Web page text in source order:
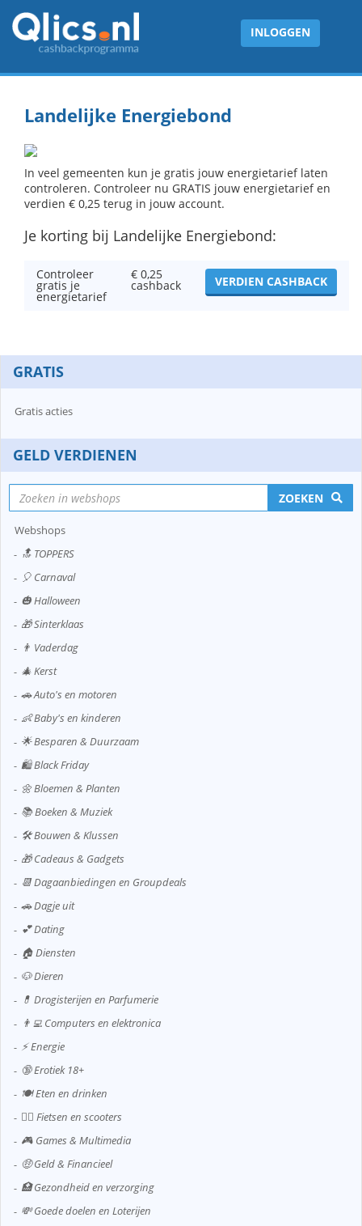
INLOGGEN
Landelijke Energiebond
In veel gemeenten kun je gratis jouw energietarief laten
controleren. Controleer nu GRATIS jouw energietarief en
verdien € 0,25 terug in jouw account.
Je korting bij Landelijke Energiebond:
Controleer
gratis je
energietarief
€ 0,25
cashback VERDIEN CASHBACK
GRATIS
Gratis acties
GELD VERDIENEN
ZOEKEN
Webshops
🔝 TOPPERS
🎈 Carnaval
🎃 Halloween
🎁 Sinterklaas
👨 Vaderdag
🎄 Kerst
🚗 Auto's en motoren
👶 Baby's en kinderen
🌟 Besparen & Duurzaam
🛍️ Black Friday
🌼 Bloemen & Planten
📚 Boeken & Muziek
🛠️ Bouwen & Klussen
🎁 Cadeaus & Gadgets
📆 Dagaanbiedingen en Groupdeals
🚗 Dagje uit
💕 Dating
🏠 Diensten
🐶 Dieren
💊 Drogisterijen en Parfumerie
👨‍💻 Computers en elektronica
⚡ Energie
🔞 Erotiek 18+
🍽️ Eten en drinken
🚴‍♂️ Fietsen en scooters
🎮 Games & Multimedia
🤑 Geld & Financieel
🏥 Gezondheid en verzorging
💸 Goede doelen en Loterijen